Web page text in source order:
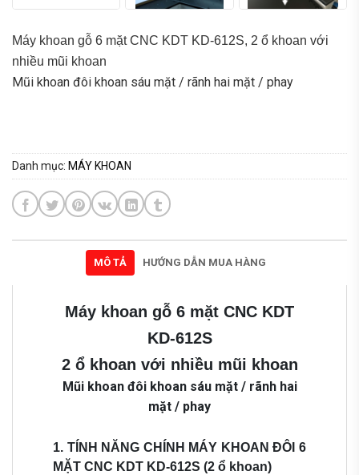
Máy khoan gỗ 6 mặt CNC KDT KD-612S, 2 ổ khoan với
nhiều mũi khoan
Mũi khoan đôi khoan sáu mặt / rãnh hai mặt / phay
Danh mục: MÁY KHOAN
MÔ TẢ HƯỚNG DẪN MUA HÀNG
Máy khoan gỗ 6 mặt CNC KDT
KD-612S
2 ổ khoan với nhiều mũi khoan
Mũi khoan đôi khoan sáu mặt / rãnh hai
mặt / phay
1. TÍNH NĂNG CHÍNH MÁY KHOAN ĐÔI 6
MẶT CNC KDT KD-612S (2 ổ khoan)